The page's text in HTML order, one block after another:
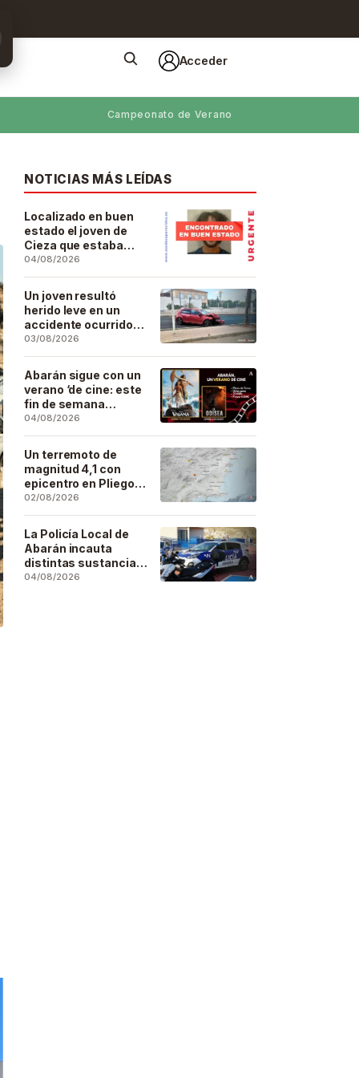
Acceder
Campeonato de Verano
NOTICIAS MÁS LEÍDAS
Localizado en buen
estado el joven de
Cieza que estaba
desaparecido desde
el pasado 29 de julio
04/08/2026
Un joven resultó
herido leve en un
accidente ocurrido
este lunes en la
barriada de San José
Artesano
03/08/2026
Abarán sigue con un
verano ‘de cine: este
fin de semana
Vaiana… y después,
La Odisea
04/08/2026
Un terremoto de
magnitud 4,1 con
epicentro en Pliego
se deja sentir en
buena parte de la
región
02/08/2026
La Policía Local de
Abarán incauta
distintas sustancias
estupefacientes en
04/08/2026